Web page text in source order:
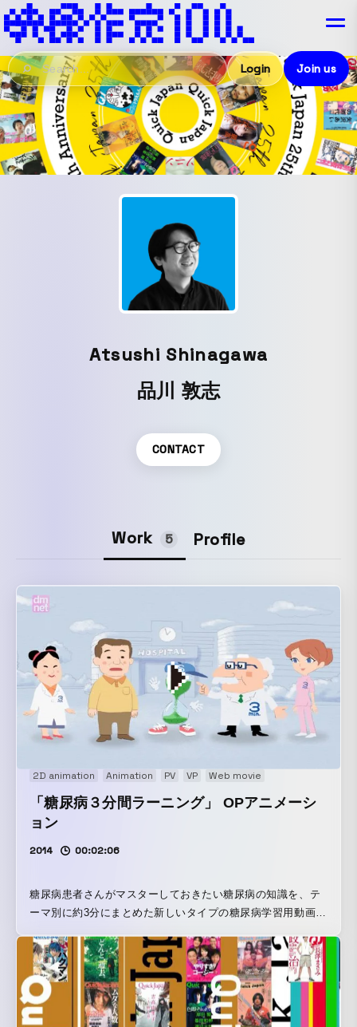
Login Join us
Atsushi Shinagawa
品川 敦志
CONTACT
Work 5 Profile
2D animation Animation PV VP Web movie
「糖尿病３分間ラーニング」 OPアニメーシ
ョン
2014 00:02:06
糖尿病患者さんがマスターしておきたい糖尿病の知識を、テ
ーマ別に約3分にまとめた新しいタイプの糖尿病学習用動画
させて頂きました。 病気のことを学ぶというと難しそうな
ど、ちょっととっつきにくそうなイメージがあるかと思いま
すが それを少しでも払拭出来るよう、登場キャラクターの個
性的な性格や世界観を、親しみやすく演出させて頂きまし
た。 『映文連アワード2015』にて企画奨励賞 を受賞しまし